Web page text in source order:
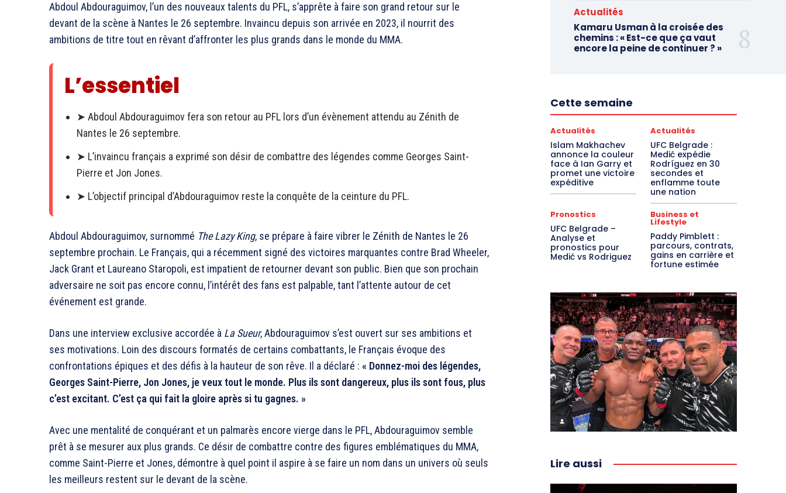
Abdoul Abdouraguimov, l’un des nouveaux talents du PFL, s’apprête à faire son grand retour sur le
devant de la scène à Nantes le 26 septembre. Invaincu depuis son arrivée en 2023, il nourrit des
ambitions de titre tout en rêvant d’affronter les plus grands dans le monde du MMA.
L’essentiel
➤ Abdoul Abdouraguimov fera son retour au PFL lors d’un évènement attendu au Zénith de
Nantes le 26 septembre.
➤ L’invaincu français a exprimé son désir de combattre des légendes comme Georges Saint-
Pierre et Jon Jones.
➤ L’objectif principal d’Abdouraguimov reste la conquête de la ceinture du PFL.
Abdoul Abdouraguimov, surnommé The Lazy King, se prépare à faire vibrer le Zénith de Nantes le 26
septembre prochain. Le Français, qui a récemment signé des victoires marquantes contre Brad Wheeler,
Jack Grant et Laureano Staropoli, est impatient de retourner devant son public. Bien que son prochain
adversaire ne soit pas encore connu, l’intérêt des fans est palpable, tant l’attente autour de cet
événement est grande.
Dans une interview exclusive accordée à La Sueur, Abdouraguimov s’est ouvert sur ses ambitions et
ses motivations. Loin des discours formatés de certains combattants, le Français évoque des
confrontations épiques et des défis à la hauteur de son rêve. Il a déclaré : « Donnez-moi des légendes,
Georges Saint-Pierre, Jon Jones, je veux tout le monde. Plus ils sont dangereux, plus ils sont fous, plus
c’est excitant. C’est ça qui fait la gloire après si tu gagnes. »
Avec une mentalité de conquérant et un palmarès encore vierge dans le PFL, Abdouraguimov semble
prêt à se mesurer aux plus grands. Ce désir de combattre contre des figures emblématiques du MMA,
comme Saint-Pierre et Jones, démontre à quel point il aspire à se faire un nom dans un univers où seuls
les meilleurs restent sur le devant de la scène.
Actualités
Kamaru Usman à la croisée des
chemins : « Est-ce que ça vaut
encore la peine de continuer ? »
Cette semaine
Actualités
Islam Makhachev
annonce la couleur
face à Ian Garry et
promet une victoire
expéditive
Actualités
UFC Belgrade :
Medić expédie
Rodríguez en 30
secondes et
enflamme toute
une nation
Pronostics
UFC Belgrade –
Analyse et
pronostics pour
Medić vs Rodriguez
Business et
Lifestyle
Paddy Pimblett :
parcours, contrats,
gains en carrière et
fortune estimée
Lire aussi